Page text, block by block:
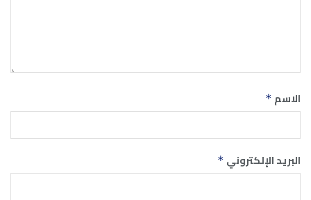
الاسم *
البريد الإلكتروني *